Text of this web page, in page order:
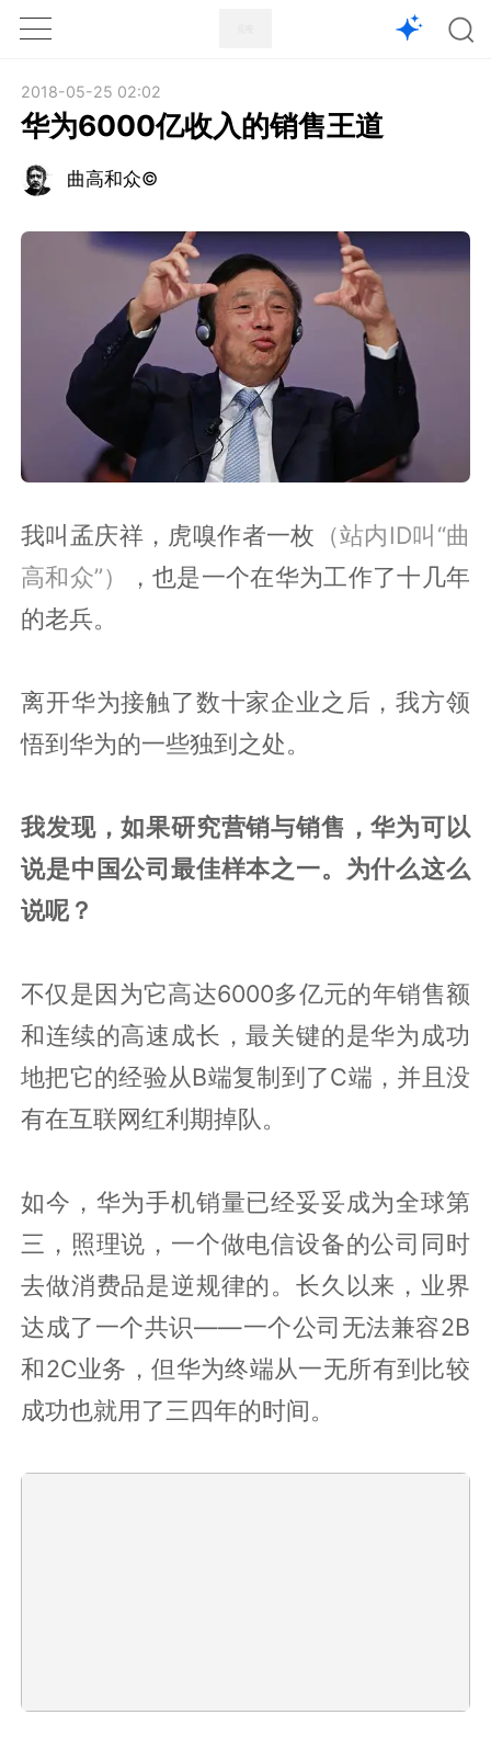
1X
2018-05-25 02:02
华为6000亿收入的销售王道
曲高和众©
我叫孟庆祥，虎嗅作者一枚 （站内ID叫“曲
高和众”）
，也是一个在华为工作了十几年
的老兵。
离开华为接触了数十家企业之后，我方领
悟到华为的一些独到之处。
我发现，如果研究营销与销售，华为可以
说是中国公司最佳样本之一。为什么这么
说呢？
不仅是因为它高达6000多亿元的年销售额
和连续的高速成长，最关键的是华为成功
地把它的经验从B端复制到了C端，并且没
有在互联网红利期掉队。
如今，华为手机销量已经妥妥成为全球第
三，照理说，一个做电信设备的公司同时
去做消费品是逆规律的。长久以来，业界
达成了一个共识——一个公司无法兼容2B
和2C业务，但华为终端从一无所有到比较
成功也就用了三四年的时间。